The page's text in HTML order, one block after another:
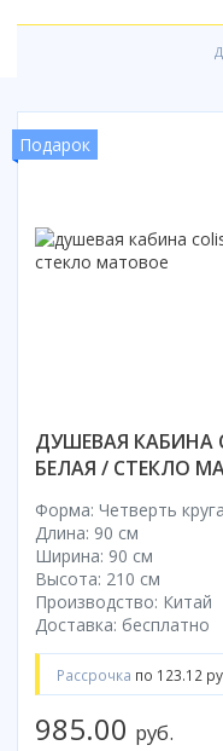
Способ
С распашной
Со складной дверью
Высота кабины
Высокие
Комплектующие
Сифоны
Ролики
Скребки
Коврик для
Смотреть все
Подарок
ДУШЕВАЯ КАБИНА
БЕЛАЯ / СТЕКЛО
Форма: Четверть круга
Длина: 90 см
Ширина: 90 см
Высота: 210 см
Производство: Китай
Доставка: бесплатно
Рассрочка по 123.12
985.00 руб.